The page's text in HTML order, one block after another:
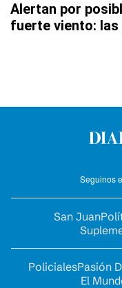
Alertan por
fuerte viento:
Seguinos
San Juan
PolicialesPasión
El